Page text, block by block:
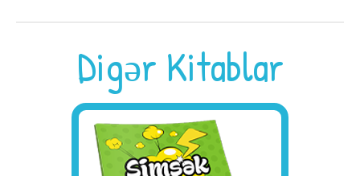
Digər Kitablar